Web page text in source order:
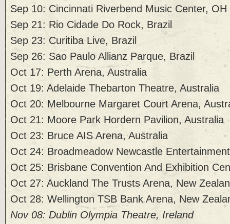
Sep 10: Cincinnati Riverbend Music Center, OH
Sep 21: Rio Cidade Do Rock, Brazil
Sep 23: Curitiba Live, Brazil
Sep 26: Sao Paulo Allianz Parque, Brazil
Oct 17: Perth Arena, Australia
Oct 19: Adelaide Thebarton Theatre, Australia
Oct 20: Melbourne Margaret Court Arena,
Oct 21: Moore Park Hordern Pavilion, Australia
Oct 23: Bruce AIS Arena, Australia
Oct 24: Broadmeadow Newcastle
Oct 25: Brisbane Convention And Exhibition
Oct 27: Auckland The Trusts Arena, New
Oct 28: Wellington TSB Bank Arena, New
Nov 08: Dublin Olympia Theatre, Ireland